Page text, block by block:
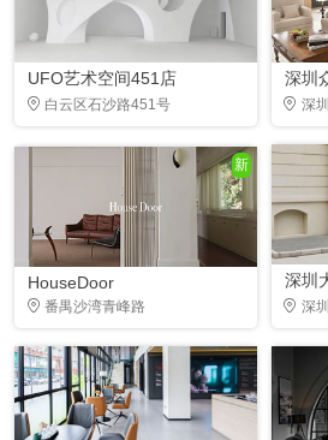
UFO艺术空间451店
白云区石沙路451号
深圳
深
新
HouseDoor
番禺沙湾青峰路
深圳
深